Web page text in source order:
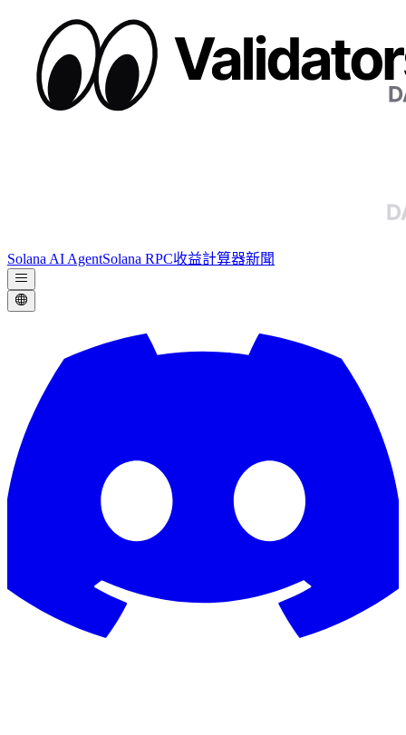
Solana AI AgentSolana RPC收益計算器新聞